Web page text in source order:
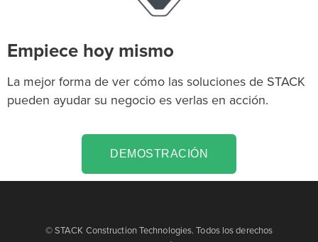
Empiece hoy mismo
La mejor forma de ver cómo las soluciones de STACK
pueden ayudar su negocio es verlas en acción.
DEMOSTRACIÓN
© STACK Construction Technologies. Todos los derechos